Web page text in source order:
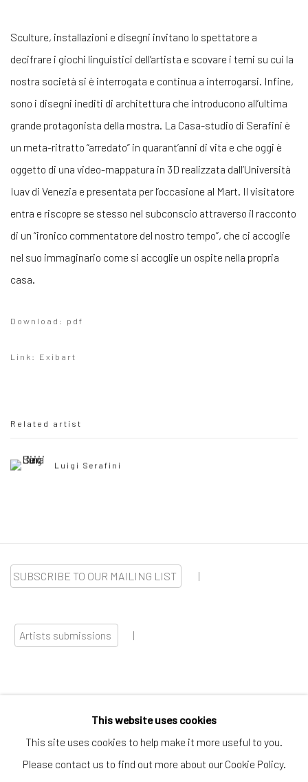
Sculture, installazioni e disegni invitano lo spettatore a
decifrare i giochi linguistici dell’artista e scovare i temi su cui la
nostra società si è interrogata e continua a interrogarsi. Infine,
sono i disegni inediti di architettura che introducono all’ultima
grande protagonista della mostra. La Casa-studio di Serafini è
un meta-ritratto “arredato” in quarant’anni di vita e che oggi è
oggetto di una video-mappatura in 3D realizzata dall’Università
Iuav di Venezia e presentata per l’occasione al Mart. Il visitatore
entra e riscopre se stesso nel subconscio attraverso il racconto
di un “ironico commentatore del nostro tempo”, che ci accoglie
nel suo immaginario come si accoglie un ospite nella propria
casa.
Download: pdf
Link: Exibart
Related artist
Luigi Serafini
SUBSCRIBE TO OUR MAILING LIST |
Artists submissions |
This website uses cookies
This site uses cookies to help make it more useful to you.
Please contact us to find out more about our Cookie Policy.